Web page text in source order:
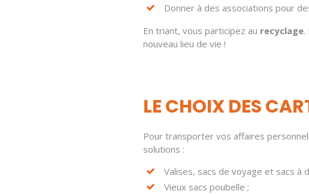
Donner à des associations pour
En triant, vous participez au recyclage.
nouveau lieu de vie !
LE CHOIX DES
Pour transporter vos affaires
solutions :
Valises, sacs de voyage et sacs à
Vieux sacs poubelle ;